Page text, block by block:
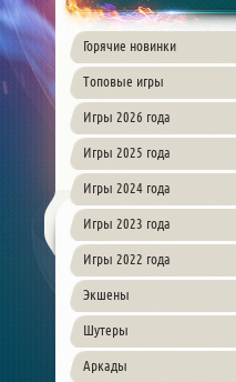
Горячие новинки
Топовые игры
Игры 2026 года
Игры 2025 года
Игры 2024 года
Игры 2023 года
Игры 2022 года
Экшены
Шутеры
Аркады